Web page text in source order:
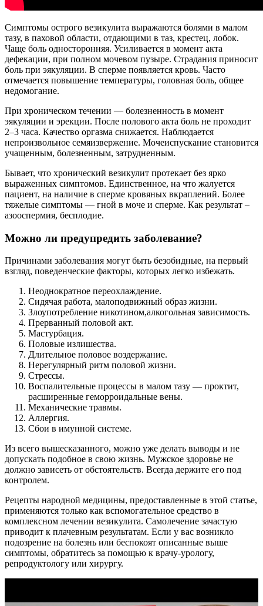
Симптомы острого везикулита выражаются болями в малом
тазу, в паховой области, отдающими в таз, крестец, лобок.
Чаще боль односторонняя. Усиливается в момент акта
дефекации, при полном мочевом пузыре. Страдания приносит
боль при эякуляции. В сперме появляется кровь. Часто
отмечается повышение температуры, головная боль, общее
недомогание.
При хроническом течении — болезненность в момент
эякуляции и эрекции. После полового акта боль не проходит
2–3 часа. Качество оргазма снижается. Наблюдается
непроизвольное семяизвержение. Мочеиспускание становится
учащенным, болезненным, затрудненным.
Бывает, что хронический везикулит протекает без ярко
выраженных симптомов. Единственное, на что жалуется
пациент, на наличие в сперме кровяных вкраплений. Более
тяжелые симптомы — гной в моче и сперме. Как результат –
азооспермия, бесплодие.
Можно ли предупредить заболевание?
Причинами заболевания могут быть безобидные, на первый
взгляд, поведенческие факторы, которых легко избежать.
Неоднократное переохлаждение.
Сидячая работа, малоподвижный образ жизни.
Злоупотребление никотином,алкогольная зависимость.
Прерванный половой акт.
Мастурбация.
Половые излишества.
Длительное половое воздержание.
Нерегулярный ритм половой жизни.
Стрессы.
Воспалительные процессы в малом тазу — проктит,
расширенные геморроидальные вены.
Механические травмы.
Аллергия.
Сбои в имунной системе.
Из всего вышесказанного, можно уже делать выводы и не
допускать подобное в свою жизнь. Мужское здоровье не
должно зависеть от обстоятельств. Всегда держите его под
контролем.
Рецепты народной медицины, предоставленные в этой статье,
применяются только как вспомогательное средство в
комплексном лечении везикулита. Самолечение зачастую
приводит к плачевным результатам. Если у вас возникло
подозрение на болезнь или беспокоят описанные выше
симптомы, обратитесь за помощью к врачу-урологу,
репродуктологу или хирургу.